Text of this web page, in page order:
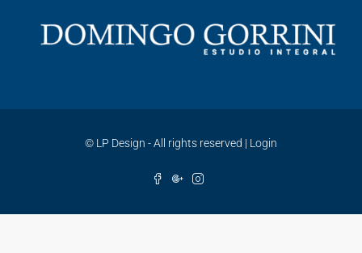
© LP Design - All rights reserved | Login